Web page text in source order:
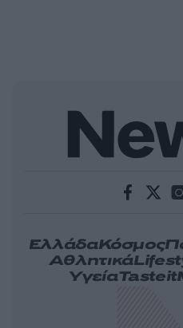
ΕλλάδαΚόσμος
Αθλητικά
ΥγείαTasteit